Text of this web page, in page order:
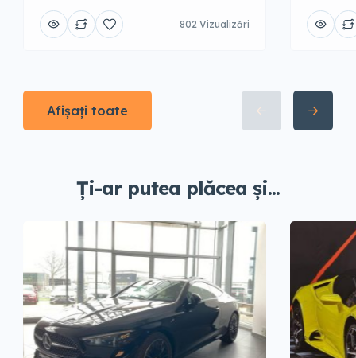
802 Vizualizări
Afișați toate
Ți-ar putea plăcea și...